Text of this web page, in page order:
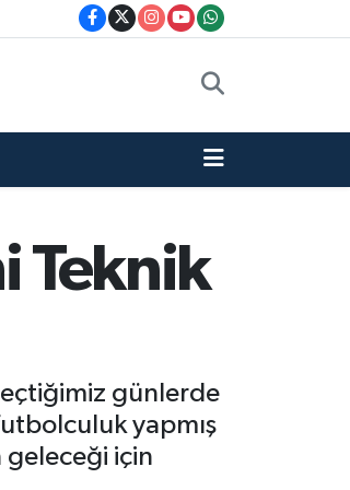
Teknik
günlerde
yapmış
için